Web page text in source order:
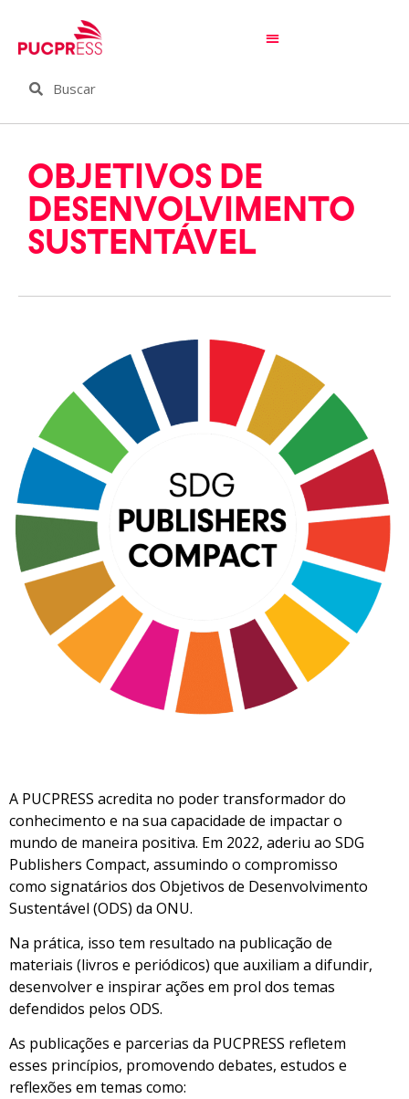
OBJETIVOS DE
DESENVOLVIMENTO
SUSTENTÁVEL
A PUCPRESS acredita no poder transformador do
conhecimento e na sua capacidade de impactar o
mundo de maneira positiva. Em 2022, aderiu ao SDG
Publishers Compact, assumindo o compromisso
como signatários dos Objetivos de Desenvolvimento
Sustentável (ODS) da ONU.
Na prática, isso tem resultado na publicação de
materiais (livros e periódicos) que auxiliam a difundir,
desenvolver e inspirar ações em prol dos temas
defendidos pelos ODS.
As publicações e parcerias da PUCPRESS refletem
esses princípios, promovendo debates, estudos e
reflexões em temas como: